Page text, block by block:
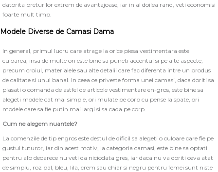
datorita preturilor extrem de avantajoase, iar in al doilea rand, veti economisi
foarte mult timp.
Modele Diverse de Camasi Dama
In general, primul lucru care atrage la orice piesa vestimentara este
culoarea, insa de multe ori este bine sa puneti accentul si pe alte aspecte,
precum croiul, materialele sau alte detalii care fac diferenta intre un produs
de calitate si unul banal. In ceea ce priveste forma unei camasi, daca doriti sa
plasati o comanda de astfel de articole vestimentare en-gros, este bine sa
alegeti modele cat mai simple, ori mulate pe corp cu pense la spate, ori
modele care sa fie putin mai largi si sa cada pe corp.
Cum ne alegem nuantele?
La comenzile de tip engros este destul de dificil sa alegeti o culoare care fie pe
gustul tuturor, iar din acest motiv, la categoria camasi, este bine sa optati
pentru alb deoarece nu veti da niciodata gres, iar daca nu va doriti ceva atat
de simplu, roz pal, bleu, lila, crem sau chiar si negru pentru femei sunt niste